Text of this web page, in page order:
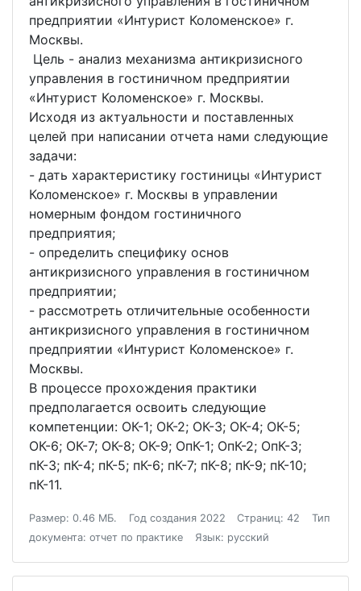
предприятии «Интурист Коломенское» г.
Москвы.
Цель - анализ механизма антикризисного
управления в гостиничном предприятии
«Интурист Коломенское» г. Москвы.
Исходя из актуальности и поставленных
целей при написании отчета нами следующие
задачи:
- дать характеристику гостиницы «Интурист
Коломенское» г. Москвы в управлении
номерным фондом гостиничного
предприятия;
- определить специфику основ
антикризисного управления в гостиничном
предприятии;
- рассмотреть отличительные особенности
антикризисного управления в гостиничном
предприятии «Интурист Коломенское» г.
Москвы.
В процессе прохождения практики
предполагается освоить следующие
компетенции: ОК-1; ОК-2; ОК-3; ОК-4; ОК-5;
ОК-6; ОК-7; ОК-8; ОК-9; ОпК-1; ОпК-2; ОпК-3;
пК-3; пК-4; пК-5; пК-6; пК-7; пК-8; пК-9; пК-10;
пК-11.
Размер: 0.46 МБ. Год создания 2022 Страниц: 42
Тип
документа: отчет по практике
Язык: русский